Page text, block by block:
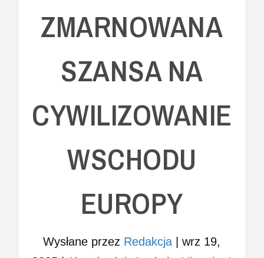
ZMARNOWANA
SZANSA NA
CYWILIZOWANIE
WSCHODU
EUROPY
Wysłane przez Redakcja |wrz 19,